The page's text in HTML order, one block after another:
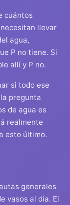
cuántos
llevar
agua,
P no tiene. Si
allí y P no.
si todo ese
pregunta
de agua es
realmente
esto último.
generales
vasos al día. El